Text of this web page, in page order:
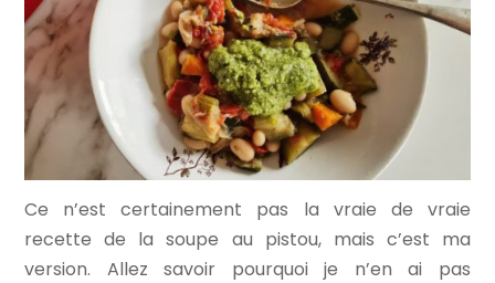
Ce n’est certainement pas la vraie de vraie
recette de la soupe au pistou, mais c’est ma
version. Allez savoir pourquoi je n’en ai pas